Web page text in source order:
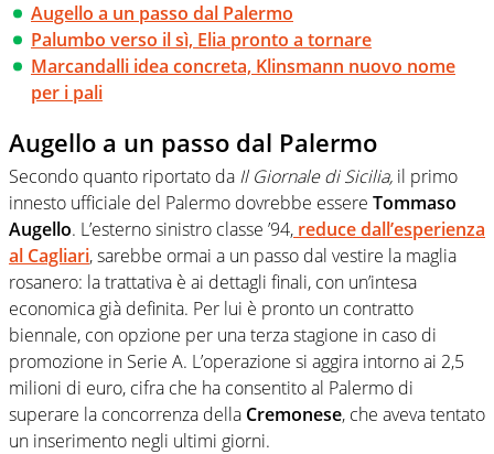
Augello a un passo dal Palermo
Palumbo verso il sì, Elia pronto a tornare
Marcandalli idea concreta, Klinsmann nuovo nome
per i pali
Augello a un passo dal Palermo
Secondo quanto riportato da Il Giornale di Sicilia, il primo
innesto ufficiale del Palermo dovrebbe essere Tommaso
Augello. L’esterno sinistro classe ’94, reduce dall’esperienza
al Cagliari, sarebbe ormai a un passo dal vestire la maglia
rosanero: la trattativa è ai dettagli finali, con un’intesa
economica già definita. Per lui è pronto un contratto
biennale, con opzione per una terza stagione in caso di
promozione in Serie A. L’operazione si aggira intorno ai 2,5
milioni di euro, cifra che ha consentito al Palermo di
superare la concorrenza della Cremonese, che aveva tentato
un inserimento negli ultimi giorni.